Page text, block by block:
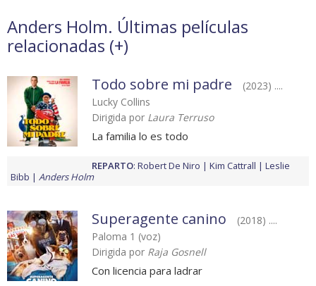
Anders Holm. Últimas películas
relacionadas (+)
Todo sobre mi padre
(2023) ....
Lucky Collins
Dirigida por Laura Terruso
La familia lo es todo
REPARTO: Robert De Niro Kim Cattrall
Leslie
Bibb
Anders Holm
Superagente canino
(2018) ....
Paloma 1 (voz)
Dirigida por Raja Gosnell
Con licencia para ladrar